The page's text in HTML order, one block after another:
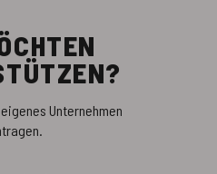
Unternehmen